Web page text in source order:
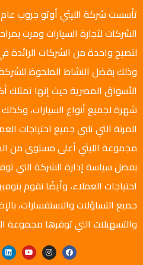
الشركات لتجارة السيارات ومرت
لتصبح واحدة من الشركات الرائدة
وذلك بفضل النشاط الملحوظ
الأسواق المصرية حيث إنها تمتلك
شهرة لجميع أنواع السيارات،
المرنة التي تلبي جميع احتياجات
بفضل سياسة إدارة الشركة التي
احتياجات العملاء، وأيضًا نقوم
جميع التساؤلات والاستفسارات،
والتسهيلات التي توفرها مجموعة